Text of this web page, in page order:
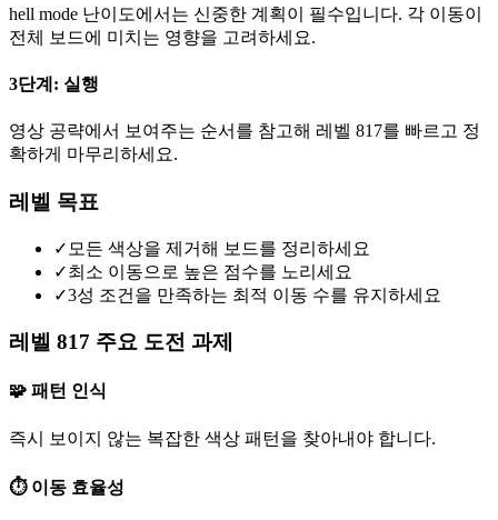
hell mode 난이도에서는 신중한 계획이 필수입니다. 각 이동이
전체 보드에 미치는 영향을 고려하세요.
3단계: 실행
영상 공략에서 보여주는 순서를 참고해 레벨 817를 빠르고 정
확하게 마무리하세요.
레벨 목표
✓ 모든 색상을 제거해 보드를 정리하세요
✓최소 이동으로 높은 점수를 노리세요
✓3성 조건을 만족하는 최적 이동 수를 유지하세요
레벨 817 주요 도전 과제
🧩 패턴 인식
즉시 보이지 않는 복잡한 색상 패턴을 찾아내야 합니다.
⏱️ 이동 효율성